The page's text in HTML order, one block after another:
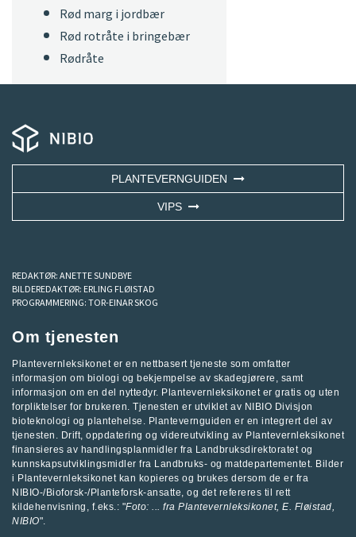
Rød marg i jordbær
Rød rotråte i bringebær
Rødråte
PLANTEVERNGUIDEN
VIPS
REDAKTØR: ANETTE SUNDBYE
BILDEREDAKTØR: ERLING FLØISTAD
PROGRAMMERING: TOR-EINAR SKOG
Om tjenesten
Plantevernleksikonet er en nettbasert tjeneste som omfatter
informasjon om biologi og bekjempelse av skadegjørere, samt
informasjon om en del nyttedyr. Plantevernleksikonet er gratis og uten
forpliktelser for brukeren. Tjenesten er utviklet av NIBIO Divisjon
bioteknologi og plantehelse . Plantevernguiden er en integrert del av
tjenesten. Drift, oppdatering og videreutvikling av Plantevernleksikonet
finansieres av handlingsplanmidler fra Landbruksdirektoratetog
kunnskapsutviklingsmidler fra Landbruks- og matdepartementet. Bilder
i Plantevernleksikonet kan kopieres og brukes dersom de er fra
NIBIO-/Bioforsk-/Planteforsk-ansatte, og det refereres til rett
kildehenvisning, f.eks.: "Foto: ... fra Plantevernleksikonet, E. Fløistad,
NIBIO".